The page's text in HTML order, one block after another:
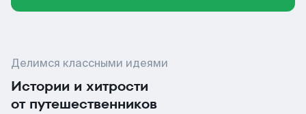
Делимся классными идеями
Истории и хитрости
от путешественников